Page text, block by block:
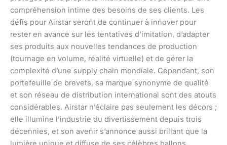
compréhension intime des besoins de ses clients. Les
défis pour Airstar seront de continuer à innover pour
rester en avance sur les tentatives d’imitation, d’adapter
ses produits aux nouvelles tendances de production
(tournage en volume, réalité virtuelle) et de gérer la
complexité d’une supply chain mondiale. Cependant, son
portefeuille de brevets, sa marque synonyme de qualité
et son réseau de distribution international sont des atouts
considérables. Airstar n’éclaire pas seulement les décors ;
elle illumine l’industrie du divertissement depuis trois
décennies, et son avenir s’annonce aussi brillant que la